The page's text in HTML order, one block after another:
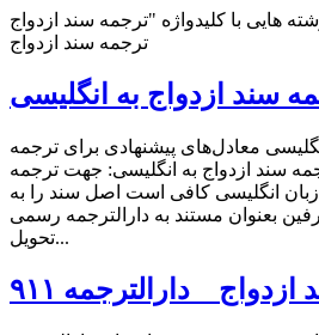
ترجمه سند ازدواج
سند ازدواج به انگلیسی
معادل‌های پیشنهادی برای ترجمه
سند ازدواج به انگلیسی: جهت ترجمه
انگلیسی کافی است اصل سند را به
بعنوان مستند به دارالترجمه رسمی
تحویل...
_ دارالترجمه ۹۱۱